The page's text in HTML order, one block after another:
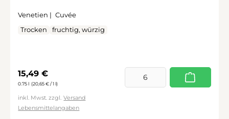
Venetien | Cuvée
Trocken
fruchtig, würzig
Regulärer Preis:
15,49 €
0.75 l (20,65 € / 1 l)
inkl. Mwst. zzgl. Versand
Lebensmittelangaben